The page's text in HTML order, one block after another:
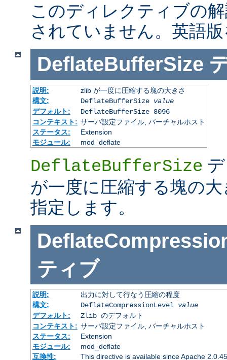
このディレクティブの
されていません。英語
DeflateBufferSize
説明:
zlib が一度に圧縮する塊の大きさ
構文:
DeflateBufferSize value
デフォルト:
DeflateBufferSize 8096
コンテキスト: サーバ設定ファイル, バーチャルホスト
ステータス:
Extension
モジュール:
mod_deflate
DeflateBufferSize
が一度に圧縮する塊の
指定します。
ティブ
説明:
出力に対して行なう圧縮の程度
構文:
DeflateCompressionLevel value
デフォルト:
Zlib のデフォルト
コンテキスト: サーバ設定ファイル, バーチャルホスト
ステータス:
Extension
モジュール:
mod_deflate
互換性:
This directive is available since Apache 2.0.45